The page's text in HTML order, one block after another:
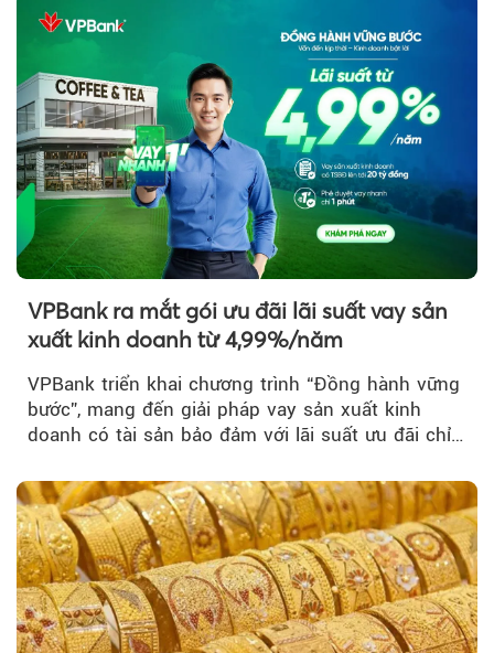
VPBank ra mắt gói ưu đãi lãi suất vay sản
xuất kinh doanh từ 4,99%/năm
VPBank triển khai chương trình “Đồng hành vững
bước”, mang đến giải pháp vay sản xuất kinh
doanh có tài sản bảo đảm với lãi suất ưu đãi chỉ